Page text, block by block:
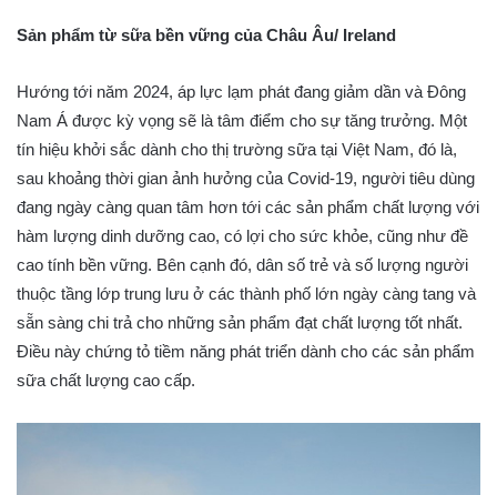
Sản phẩm từ sữa bền vững của Châu Âu/ Ireland
Hướng tới năm 2024, áp lực lạm phát đang giảm dần và Đông
Nam Á được kỳ vọng sẽ là tâm điểm cho sự tăng trưởng. Một
tín hiệu khởi sắc dành cho thị trường sữa tại Việt Nam, đó là,
sau khoảng thời gian ảnh hưởng của Covid-19, người tiêu dùng
đang ngày càng quan tâm hơn tới các sản phẩm chất lượng với
hàm lượng dinh dưỡng cao, có lợi cho sức khỏe, cũng như đề
cao tính bền vững. Bên cạnh đó, dân số trẻ và số lượng người
thuộc tầng lớp trung lưu ở các thành phố lớn ngày càng tang và
sẵn sàng chi trả cho những sản phẩm đạt chất lượng tốt nhất.
Điều này chứng tỏ tiềm năng phát triển dành cho các sản phẩm
sữa chất lượng cao cấp.